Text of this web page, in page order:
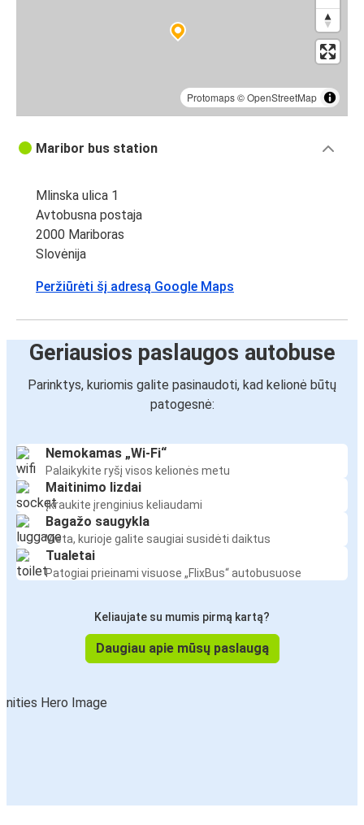
Protomaps©OpenStreetMap
Maribor bus station
Mlinska ulica 1
Avtobusna postaja
2000 Mariboras
Slovėnija
Peržiūrėti šį adresą Google Maps
Geriausios paslaugos autobuse
Parinktys, kuriomis galite pasinaudoti, kad kelionė būtų
patogesnė:
Nemokamas „Wi-Fi“
Palaikykite ryšį visos kelionės metu
Maitinimo lizdai
Įkraukite įrenginius keliaudami
Bagažo saugykla
Vieta, kurioje galite saugiai susidėti daiktus
Tualetai
Patogiai prieinami visuose „FlixBus“ autobusuose
Keliaujate su mumis pirmą kartą?
Daugiau apie mūsų paslaugą